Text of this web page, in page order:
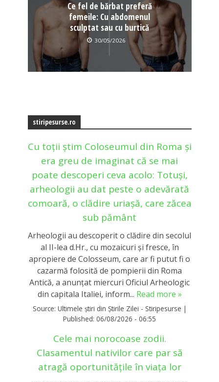
Ce fel de bărbat preferă
femeile: Cu abdomenul
sculptat sau cu burtică
30/05/2026
stiripesurse.ro
Cu toții știm Coloseumul din Roma și
era greu de imaginat că se mai
poate descoperi ceva acolo: Totuși,
arheologii au dat peste o adevărată
comoară, o clădire uriașă, care zăcea
sub pământ
Arheologii au descoperit o clădire din secolul
al II-lea d.Hr., cu mozaicuri şi fresce, în
apropiere de Colosseum, care ar fi putut fi o
cazarmă folosită de pompierii din Roma
Antică, a anunţat miercuri Oficiul Arheologic
din capitala Italiei, inform... Read more »
Source: Ultimele știri din Știrile Zilei - Stiripesurse |
Published: 06/08/2026 - 06:55
Cele mai norocoase zodii.
Clasamentul nativilor care par să
atragă oportunitățile în viața lor